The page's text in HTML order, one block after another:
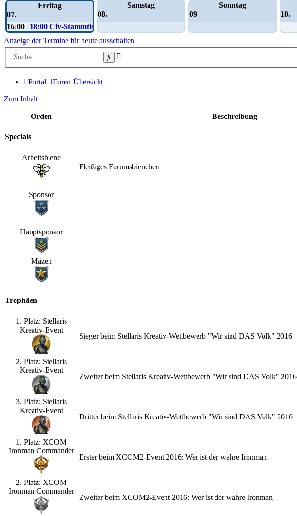
Freitag
07.
16:00
18:00 Civ-Stammtisch
Samstag
08.
Sonntag
09.
10.
Anzeige der Termine für heute ausschalten
Suche
Portal Foren-Übersicht
Zum Inhalt
Orden Beschreibung
Specials
Arbeitsbiene
Fleißiges Forumsbienchen
Sponsor
Hauptsponsor
Mäzen
Trophäen
1. Platz: Stellaris
Kreativ-Event
Sieger beim Stellaris Kreativ-Wettbewerb "Wir sind DAS Volk" 2016
2. Platz: Stellaris
Kreativ-Event
Zweiter beim Stellaris Kreativ-Wettbewerb "Wir sind DAS Volk" 2016
3. Platz: Stellaris
Kreativ-Event
Dritter beim Stellaris Kreativ-Wettbewerb "Wir sind DAS Volk" 2016
1. Platz: XCOM
Ironman Commander
Erster beim XCOM2-Event 2016: Wer ist der wahre Ironman
2. Platz: XCOM
Ironman Commander
Zweiter beim XCOM2-Event 2016: Wer ist der wahre Ironman